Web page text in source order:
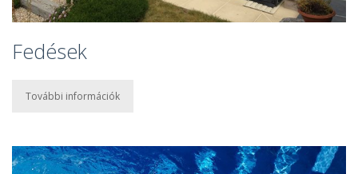
Fedések
További információk